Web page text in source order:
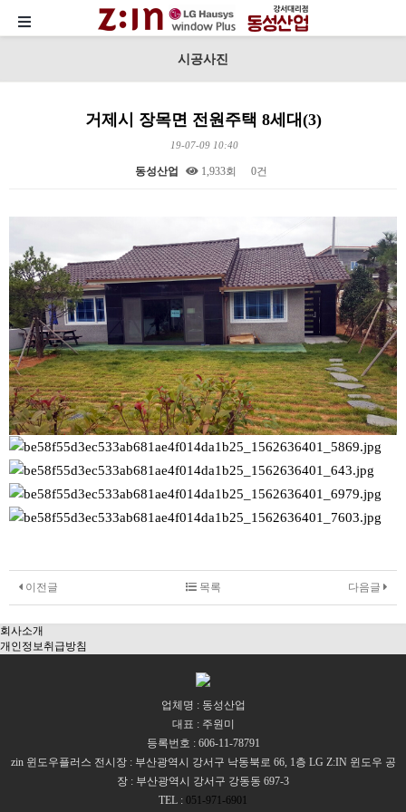
시공사진
거제시 장목면 전원주택 8세대(3)
19-07-09 10:40
동성산업 1,933회 0건
본문
이전글 다음글
목록
회사소개
개인정보취급방침
업체명 : 동성산업
대표 : 주원미
등록번호 : 606-11-78791
zin 윈도우플러스 전시장 : 부산광역시 강서구 낙동북로 66, 1층 LG Z:IN 윈도우 공
장 : 부산광역시 강서구 강동동 697-3
TEL : 051-971-6901